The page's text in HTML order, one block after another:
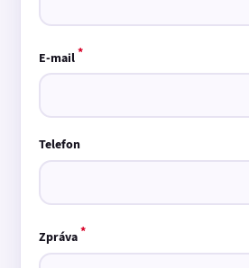
E-mail*
Telefon
Zpráva*